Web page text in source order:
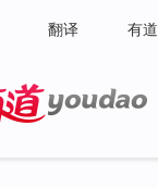
翻译 有